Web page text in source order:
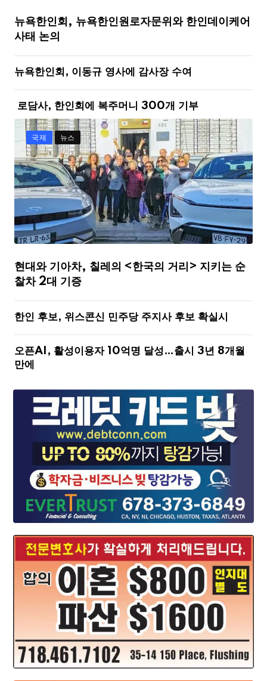
뉴욕한인회, 뉴욕한인원로자문위와 한인데이케어
사태 논의
뉴욕한인회, 이동규 영사에 감사장 수여
로담사, 한인회에 복주머니 300개 기부
국제 뉴스
현대와 기아차, 칠레의 <한국의 거리> 지키는 순
찰차 2대 기증
한인 후보, 위스콘신 민주당 주지사 후보 확실시
오픈AI, 활성이용자 10억명 달성…출시 3년 8개월
만에